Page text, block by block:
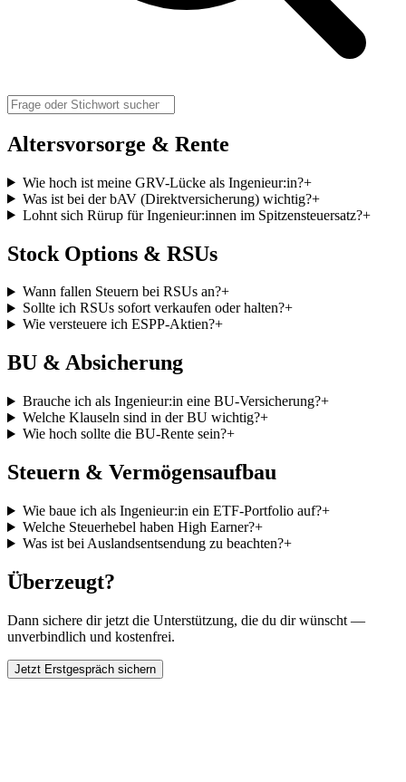
Altersvorsorge & Rente
Wie hoch ist meine GRV-Lücke als Ingenieur:in?+
Was ist bei der bAV (Direktversicherung) wichtig?+
Lohnt sich Rürup für Ingenieur:innen im Spitzensteuersatz?+
Stock Options & RSUs
Wann fallen Steuern bei RSUs an?+
Sollte ich RSUs sofort verkaufen oder halten?+
Wie versteuere ich ESPP-Aktien?+
BU & Absicherung
Brauche ich als Ingenieur:in eine BU-Versicherung?+
Welche Klauseln sind in der BU wichtig?+
Wie hoch sollte die BU-Rente sein?+
Steuern & Vermögensaufbau
Wie baue ich als Ingenieur:in ein ETF-Portfolio auf?+
Welche Steuerhebel haben High Earner?+
Was ist bei Auslandsentsendung zu beachten?+
Überzeugt?
Dann sichere dir jetzt die Unterstützung, die du dir wünscht —
unverbindlich und kostenfrei.
Jetzt Erstgespräch sichern